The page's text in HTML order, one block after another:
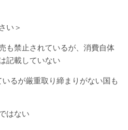
い＞
も禁止されているが、消費自体
記載していない
るが厳重取り締まりがない国も
はない